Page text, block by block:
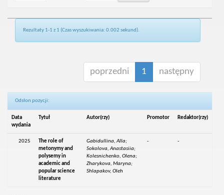
Rezultaty 1-1 z 1 (Czas wyszukiwania: 0.002 sekund).
poprzedni 1 następny
Odsłon pozycji:
Data
wydania
Tytuł Autor(rzy) Promotor Redaktor(rzy)
2025
The role of
metonymy and
polysemy in
academic and
popular science
literature
Gabidullina, Alla;
Sokolova, Anastasiia;
Kolesnichenko, Olena;
Zharykova, Maryna;
Shlapakov, Oleh
- -